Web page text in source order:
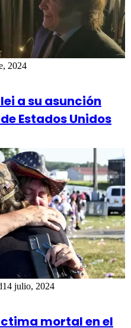
2024
a su asunción
Estados Unidos
14 julio, 2024
mortal en el